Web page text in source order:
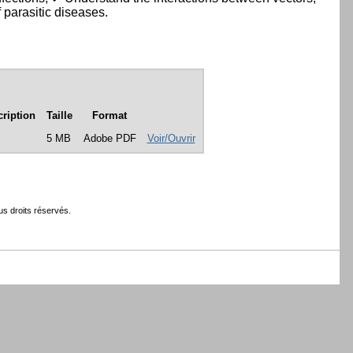
diseases.
Taille
Format
5 MB
Adobe PDF Voir/Ouvrir
droits réservés.